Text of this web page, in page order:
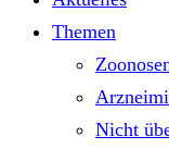
Themen
Nicht